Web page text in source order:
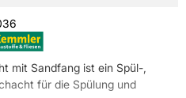
mit Sandfang ist ein Spül-,
für die Spülung und